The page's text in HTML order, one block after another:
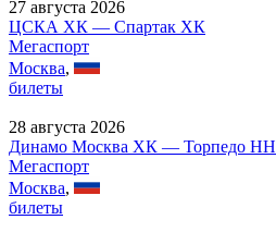
27 августа 2026
ЦСКА ХК — Спартак ХК
Мегаспорт
Москва,
билеты
28 августа 2026
Динамо Москва ХК — Торпедо НН
Мегаспорт
Москва,
билеты